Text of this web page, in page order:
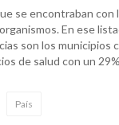
se encontraban con
En ese
son los municipios
de salud con un
País